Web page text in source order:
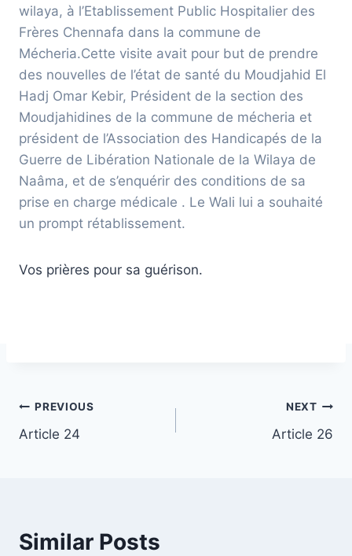
wilaya, à l’Etablissement Public Hospitalier des
Frères Chennafa dans la commune de
Mécheria.Cette visite avait pour but de prendre
des nouvelles de l’état de santé du Moudjahid El
Hadj Omar Kebir, Président de la section des
Moudjahidines de la commune de mécheria et
président de l’Association des Handicapés de la
Guerre de Libération Nationale de la Wilaya de
Naâma, et de s’enquérir des conditions de sa
prise en charge médicale . Le Wali lui a souhaité
un prompt rétablissement.
Vos prières pour sa guérison.
Post
navigation
PREVIOUS
Article 24
NEXT
Article 26
Similar Posts